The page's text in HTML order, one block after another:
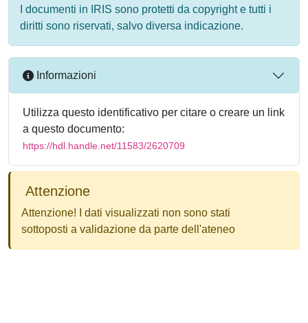
I documenti in IRIS sono protetti da copyright e tutti i
diritti sono riservati, salvo diversa indicazione.
Informazioni
Utilizza questo identificativo per citare o creare un link
a questo documento:
https://hdl.handle.net/11583/2620709
Attenzione
Attenzione! I dati visualizzati non sono stati
sottoposti a validazione da parte dell'ateneo